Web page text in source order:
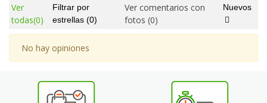
Ver
todas(0)
Filtrar por
estrellas(0)
Ver comentarios con
fotos(0)
Nuevos
No hay opiniones